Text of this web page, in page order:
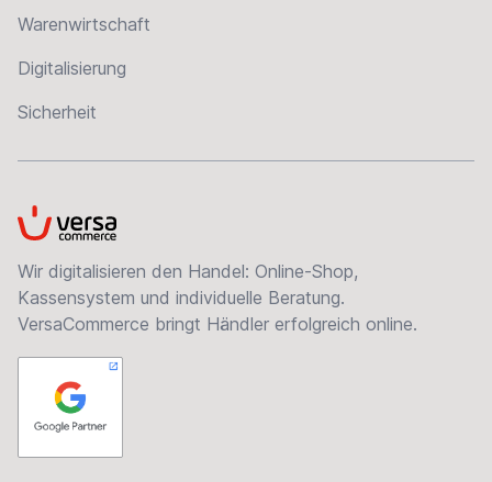
Warenwirtschaft
Digitalisierung
Sicherheit
VersaCommerce
Wir digitalisieren den Handel: Online-Shop,
Kassensystem und individuelle Beratung.
VersaCommerce bringt Händler erfolgreich online.